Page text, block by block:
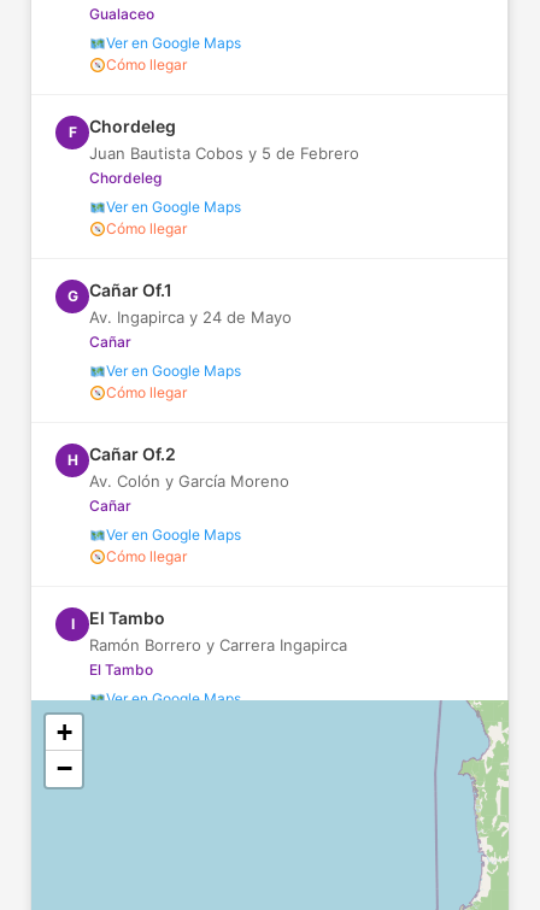
Gualaceo
Ver en Google Maps
Cómo llegar
F Chordeleg
Juan Bautista Cobos y 5 de Febrero
Chordeleg
Ver en Google Maps
Cómo llegar
G Cañar Of.1
Av. Ingapirca y 24 de Mayo
Cañar
Ver en Google Maps
Cómo llegar
H Cañar Of.2
Av. Colón y García Moreno
Cañar
Ver en Google Maps
Cómo llegar
I El Tambo
Ramón Borrero y Carrera Ingapirca
El Tambo
Ver en Google Maps
J
+
−